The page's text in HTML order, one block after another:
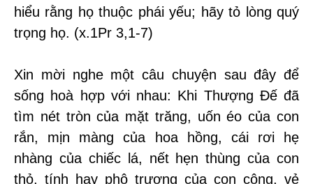
hiểu rằng họ thuộc phái yếu; hãy tỏ lòng quý
trọng họ. (x.1Pr 3,1-7)
Xin mời nghe một câu chuyện sau đây để
sống hoà hợp với nhau: Khi Thượng Đế đã
tìm nét tròn của mặt trăng, uốn éo của con
rắn, mịn màng của hoa hồng, cái rơi hẹ
nhàng của chiếc lá, nết hẹn thùng của con
thỏ, tính hay phô trương của con công, vẻ